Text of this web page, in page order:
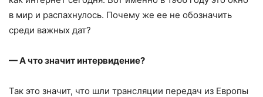
в мир и распахнулось. Почему же ее не обозначить
среди важных дат?
— А что значит интервидение?
Так это значит, что шли трансляции передач из Европы